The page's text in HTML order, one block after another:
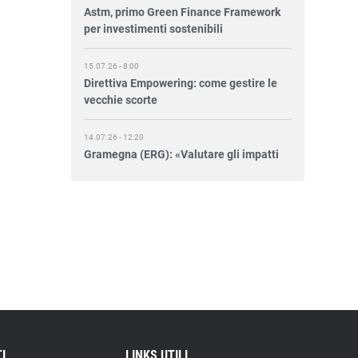
per investimenti sostenibili
15.07.26 - 8:00
Direttiva Empowering: come gestire le
vecchie scorte
14.07.26 - 12:20
Gramegna (ERG): «Valutare gli impatti
ESG degli investimenti»
garanzie bancarie
LINKS UTILI